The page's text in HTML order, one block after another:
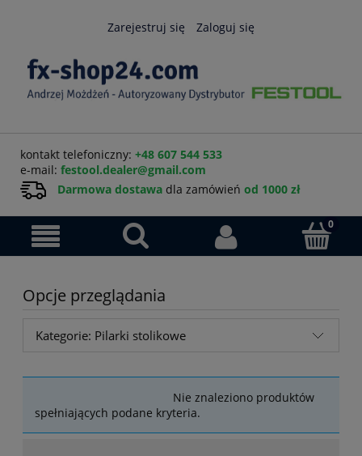
Zarejestruj się Zaloguj się
kontakt telefoniczny: +48 607 544 533
e-mail: festool.dealer@gmail.com
Darmowa dostawa dla zamówień od 1000 zł
Opcje przeglądania
Kategorie: Pilarki stolikowe
Nie znaleziono produktów
spełniających podane kryteria.